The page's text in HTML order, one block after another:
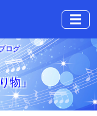
☰
ログ
物」